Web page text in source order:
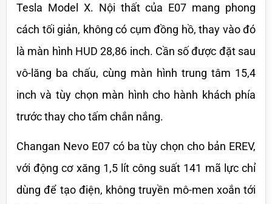
Tesla Model X. Nội thất của E07 mang phong
cách tối giản, không có cụm đồng hồ, thay vào đó
là màn hình HUD 28,86 inch. Cần số được đặt sau
vô-lăng ba chấu, cùng màn hình trung tâm 15,4
inch và tùy chọn màn hình cho hành khách phía
trước thay cho tấm chắn nắng.
Changan Nevo E07 có ba tùy chọn cho bản EREV,
với động cơ xăng 1,5 lít công suất 141 mã lực chỉ
dùng để tạo điện, không truyền mô-men xoắn tới